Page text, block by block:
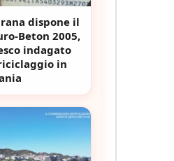
dispone il
Beton 2005,
indagato
in